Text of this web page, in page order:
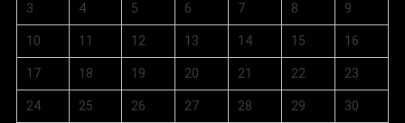
3 4 5 6 7 8 9
10 11 12 13 14 15 16
17 18 19 20 21 22 23
24 25 26 27 28 29 30